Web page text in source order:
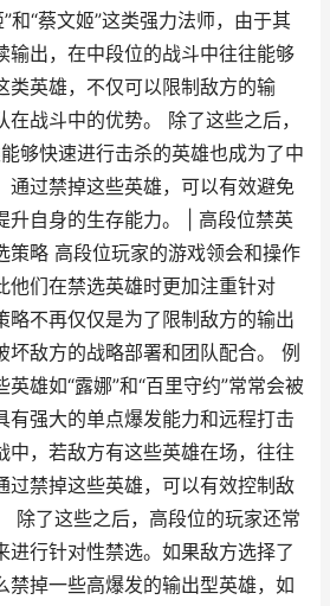
和“蔡文姬”这类强力法师，由于其
输出，在中段位的战斗中往往能够
类英雄，不仅可以限制敌方的输
战斗中的优势。 除了这些之后，
能够快速进行击杀的英雄也成为了中
通过禁掉这些英雄，可以有效避免
升自身的生存能力。 | 高段位禁英
策略 高段位玩家的游戏领会和操作
他们在禁选英雄时更加注重针对
略不再仅仅是为了限制敌方的输出
坏敌方的战略部署和团队配合。 例
雄如“露娜”和“百里守约”常常会被
有强大的单点爆发能力和远程打击
中，若敌方有这些英雄在场，往往
过禁掉这些英雄，可以有效控制敌
除了这些之后，高段位的玩家还常
进行针对性禁选。如果敌方选择了
禁掉一些高爆发的输出型英雄，如